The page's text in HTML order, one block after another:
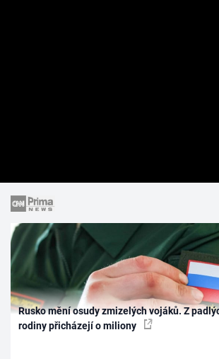
Rusko mění osudy zmizelých vojáků. Z
rodiny přicházejí o miliony